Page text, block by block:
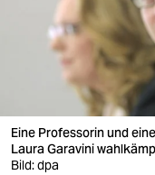
nord
wahrheit
verlag
verlag
Eine Professorin und
Laura Garavini
Bild: dpa